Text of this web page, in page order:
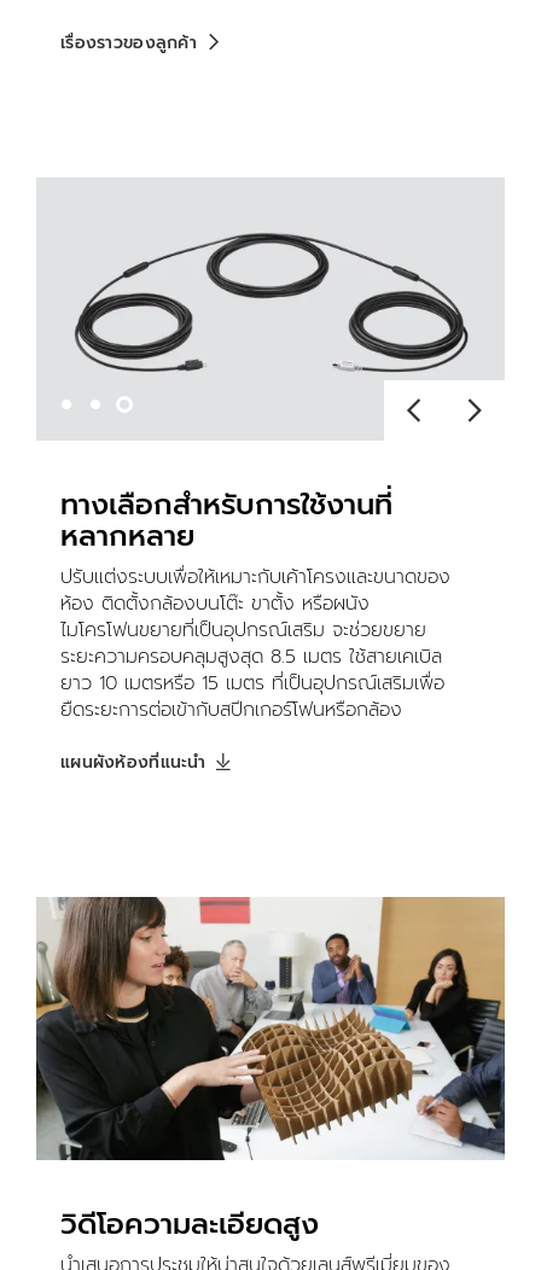
เรื่องราวของลูกค้า
ทางเลือกสำหรับการใช้งานที่
หลากหลาย
ปรับแต่งระบบเพื่อให้เหมาะกับเค้าโครงและขนาดของ
ห้อง ติดตั้งกล้องบนโต๊ะ ขาตั้ง หรือผนัง
ไมโครโฟนขยายที่เป็นอุปกรณ์เสริม จะช่วยขยาย
ระยะความครอบคลุมสูงสุด 8.5 เมตร ใช้สายเคเบิล
ยาว 10 เมตรหรือ 15 เมตร ที่เป็นอุปกรณ์เสริมเพื่อ
ยืดระยะการต่อเข้ากับสปีกเกอร์โฟนหรือกล้อง
แผนผังห้องที่แนะนำ
วิดีโอความละเอียดสูง